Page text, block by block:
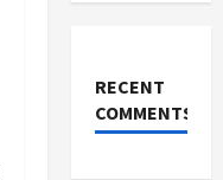
RECENT
COMMENTS